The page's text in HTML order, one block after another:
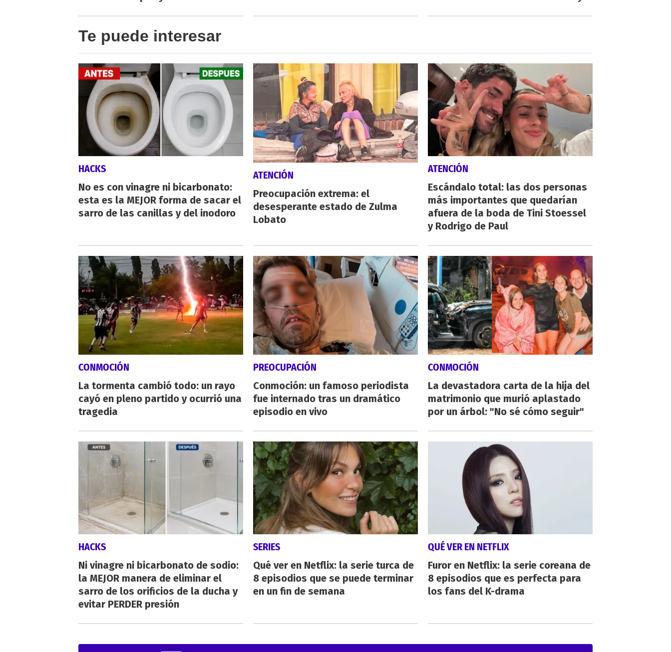
Te puede interesar
HACKS
No es con vinagre ni bicarbonato:
esta es la MEJOR forma de sacar el
sarro de las canillas y del inodoro
ATENCIÓN
Preocupación extrema: el
desesperante estado de Zulma
Lobato
ATENCIÓN
Escándalo total: las dos personas
más importantes que quedarían
afuera de la boda de Tini Stoessel
y Rodrigo de Paul
CONMOCIÓN
La tormenta cambió todo: un rayo
cayó en pleno partido y ocurrió una
tragedia
PREOCUPACIÓN
Conmoción: un famoso periodista
fue internado tras un dramático
episodio en vivo
CONMOCIÓN
La devastadora carta de la hija del
matrimonio que murió aplastado
por un árbol: "No sé cómo seguir"
HACKS
Ni vinagre ni bicarbonato de sodio:
la MEJOR manera de eliminar el
sarro de los orificios de la ducha y
evitar PERDER presión
SERIES
Qué ver en Netflix: la serie turca de
8 episodios que se puede terminar
en un fin de semana
QUÉ VER EN NETFLIX
Furor en Netflix: la serie coreana de
8 episodios que es perfecta para
los fans del K-drama